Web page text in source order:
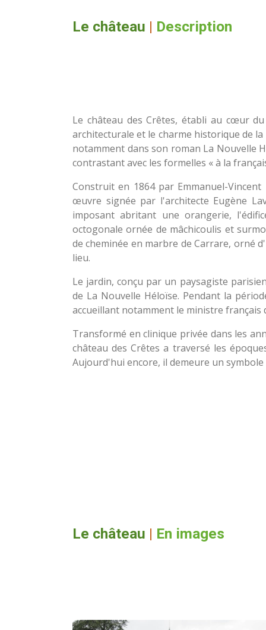
Le château | Description
Le château des Crêtes, établi au cœur
architecturale et le charme historique de
notamment dans son roman La Nouvelle
contrastant avec les formelles « à la
Construit en 1864 par Emmanuel-
œuvre signée par l'architecte Eugène
imposant abritant une orangerie,
octogonale ornée de mâchicoulis et
de cheminée en marbre de Carrare, orné
lieu.
Le jardin, conçu par un paysagiste
de La Nouvelle Héloïse. Pendant la
accueillant notamment le ministre français
Transformé en clinique privée dans les
château des Crêtes a traversé les
Aujourd'hui encore, il demeure un
Le château | En images